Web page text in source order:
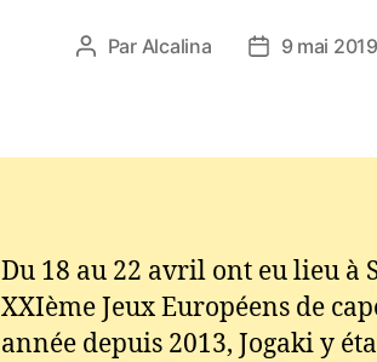
Auteur
Par Alcalina
Date9 mai 2019
Du 18 au 22 avril ont eu lieu à
XXIème Jeux Européens de
année depuis 2013, Jogaki y